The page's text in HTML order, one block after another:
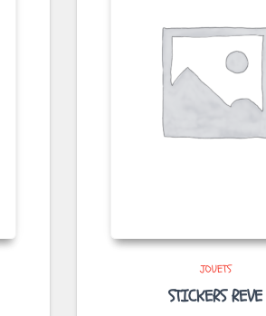
JOUETS
STICKERS REVE